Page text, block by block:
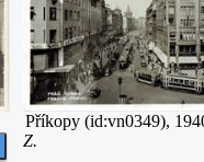
Příkopy (id:vn0349),
Z.